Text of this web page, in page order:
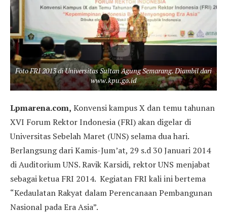
Foto FRI 2013 di Universitas Sultan Agung Semarang. Diambil dari
www.kpu.go.id
Lpmarena.com, Konvensi kampus X dan temu tahunan
XVI Forum Rektor Indonesia (FRI) akan digelar di
Universitas Sebelah Maret (UNS) selama dua hari.
Berlangsung dari Kamis-Jum’at, 29 s.d 30 Januari 2014
di Auditorium UNS. Ravik Karsidi, rektor UNS menjabat
sebagai ketua FRI 2014. Kegiatan FRI kali ini bertema
“Kedaulatan Rakyat dalam Perencanaan Pembangunan
Nasional pada Era Asia”.